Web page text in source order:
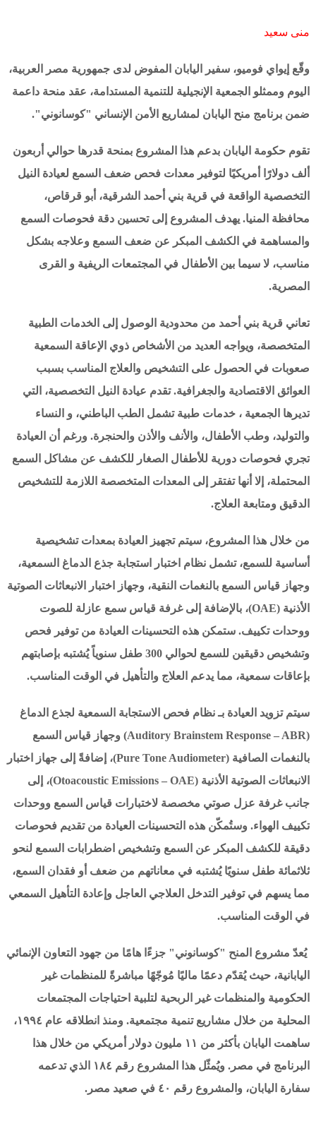
منى سعيد
وقّع إيواي فوميو، سفير اليابان المفوض لدى جمهورية مصر العربية،
اليوم وممثلو الجمعية الإنجيلية للتنمية المستدامة، عقد منحة داعمة
ضمن برنامج منح اليابان لمشاريع الأمن الإنساني "كوسانوني".
تقوم حكومة اليابان بدعم هذا المشروع بمنحة قدرها حوالي أربعون
ألف دولارًا أمريكيًا لتوفير معدات فحص ضعف السمع لعيادة النيل
التخصصية الواقعة في قرية بني أحمد الشرقية، أبو قرقاص،
محافظة المنيا. يهدف المشروع إلى تحسين دقة فحوصات السمع
والمساهمة في الكشف المبكر عن ضعف السمع وعلاجه بشكل
مناسب، لا سيما بين الأطفال في المجتمعات الريفية و القرى
المصرية.
تعاني قرية بني أحمد من محدودية الوصول إلى الخدمات الطبية
المتخصصة، ويواجه العديد من الأشخاص ذوي الإعاقة السمعية
صعوبات في الحصول على التشخيص والعلاج المناسب بسبب
العوائق الاقتصادية والجغرافية. تقدم عيادة النيل التخصصية، التي
تديرها الجمعية ، خدمات طبية تشمل الطب الباطني، و النساء
والتوليد، وطب الأطفال، والأنف والأذن والحنجرة. ورغم أن العيادة
تجري فحوصات دورية للأطفال الصغار للكشف عن مشاكل السمع
المحتملة، إلا أنها تفتقر إلى المعدات المتخصصة اللازمة للتشخيص
الدقيق ومتابعة العلاج.
من خلال هذا المشروع، سيتم تجهيز العيادة بمعدات تشخيصية
أساسية للسمع، تشمل نظام اختبار استجابة جذع الدماغ السمعية،
وجهاز قياس السمع بالنغمات النقية، وجهاز اختبار الانبعاثات الصوتية
الأذنية (OAE)، بالإضافة إلى غرفة قياس سمع عازلة للصوت
ووحدات تكييف. ستمكن هذه التحسينات العيادة من توفير فحص
وتشخيص دقيقين للسمع لحوالي 300 طفل سنوياً يُشتبه بإصابتهم
بإعاقات سمعية، مما يدعم العلاج والتأهيل في الوقت المناسب.
سيتم تزويد العيادة بـ نظام فحص الاستجابة السمعية لجذع الدماغ
(Auditory Brainstem Response – ABR) وجهاز قياس السمع
بالنغمات الصافية (Pure Tone Audiometer)، إضافةً إلى جهاز اختبار
الانبعاثات الصوتية الأذنية (Otoacoustic Emissions – OAE)، إلى
جانب غرفة عزل صوتي مخصصة لاختبارات قياس السمع ووحدات
تكييف الهواء. وستُمكّن هذه التحسينات العيادة من تقديم فحوصات
دقيقة للكشف المبكر عن السمع وتشخيص اضطرابات السمع لنحو
ثلاثمائة طفل سنويًا يُشتبه في معاناتهم من ضعف أو فقدان السمع،
مما يسهم في توفير التدخل العلاجي العاجل وإعادة التأهيل السمعي
في الوقت المناسب.
يُعدّ مشروع المنح "كوسانوني" جزءًا هامًا من جهود التعاون الإنمائي
اليابانية، حيث يُقدّم دعمًا ماليًا مُوجّهًا مباشرةً للمنظمات غير
الحكومية والمنظمات غير الربحية لتلبية احتياجات المجتمعات
المحلية من خلال مشاريع تنمية مجتمعية. ومنذ انطلاقه عام ١٩٩٤،
ساهمت اليابان بأكثر من ١١ مليون دولار أمريكي من خلال هذا
البرنامج في مصر. ويُمثّل هذا المشروع رقم ١٨٤ الذي تدعمه
سفارة اليابان، والمشروع رقم ٤٠ في صعيد مصر.